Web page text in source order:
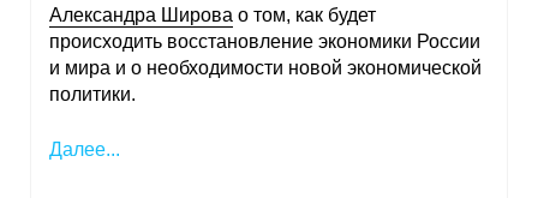
Александра Широва о том, как будет
происходить восстановление экономики России
и мира и о необходимости новой экономической
политики.
Далее...